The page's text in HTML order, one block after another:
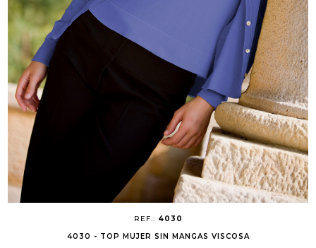
REF.: 4030
4030 - TOP MUJER SIN MANGAS VISCOSA